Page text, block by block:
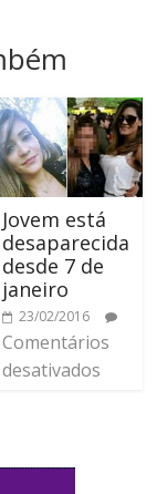
Jovem está
desaparecida
desde 7 de
janeiro
23/02/2016
Comentários
desativados